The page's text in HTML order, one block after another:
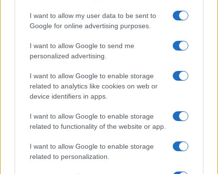
I want to allow my user data to be sent to
Google for online advertising purposes.
I want to allow Google to send me
personalized advertising.
I want to allow Google to enable storage
related to analytics like cookies on web or
device identifiers in apps.
I want to allow Google to enable storage
related to functionality of the website or app.
I want to allow Google to enable storage
related to personalization.
News, ο Μάικλ χαρακτηρίζει «εκδικητική» τη
μήνυση και ζήτησε από το δικαστήριο να
απορρίψει το αίτημα των γονιών του. Η υπόθεση
λίγες εβδομάδες πριν από τα 31α γενέθλια του
Μάικλ.